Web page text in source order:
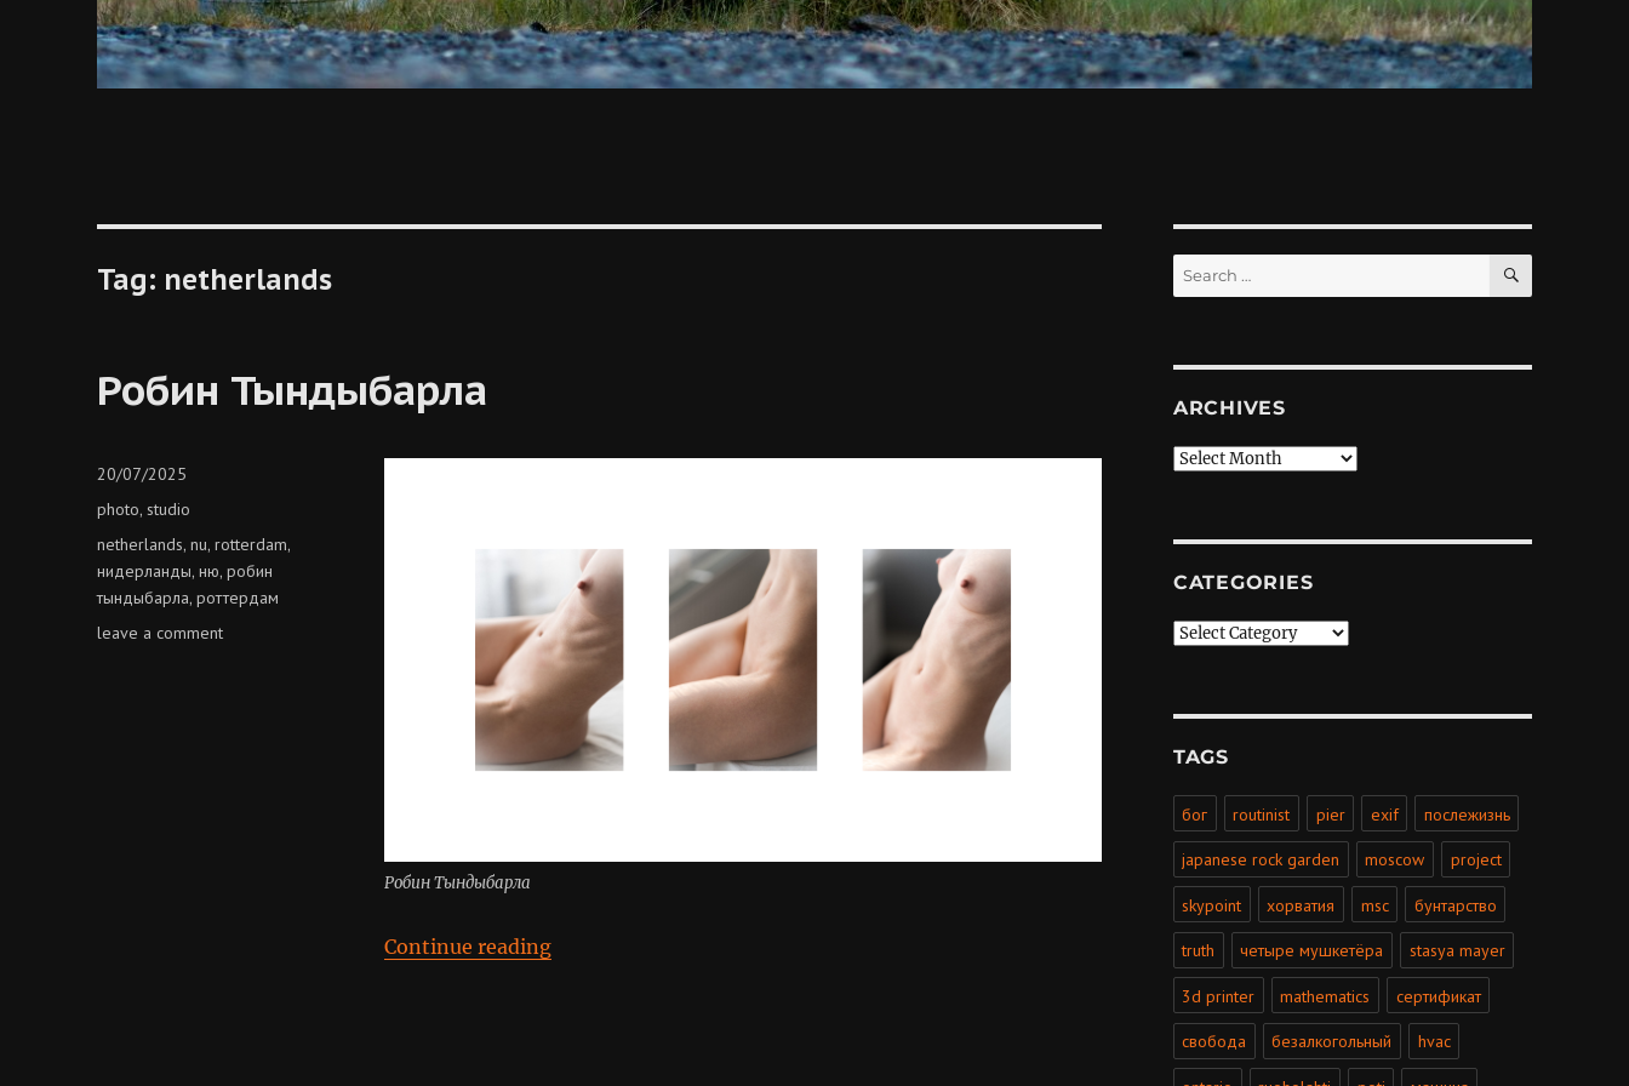
Tag: netherlands
Робин Тындыбарла
Робин Тындыбарла
Continue reading“Робин Тындыбарла”
Posted
20/07/2025
Categories
photo, studio
Tags
netherlands,nu,rotterdam,
нидерланды,ню,робин
тындыбарла,роттердам
leave a commenton
Search
for:
SEARCH
ARCHIVES
Archives
CATEGORIES
Categories
TAGS
бог routinist pier exif послежизнь
japanese rock garden moscow project
skypoint хорватия msc бунтарство
truth четыре мушкетёра stasya mayer
3d printer mathematics сертификат
свобода безалкогольный hvac